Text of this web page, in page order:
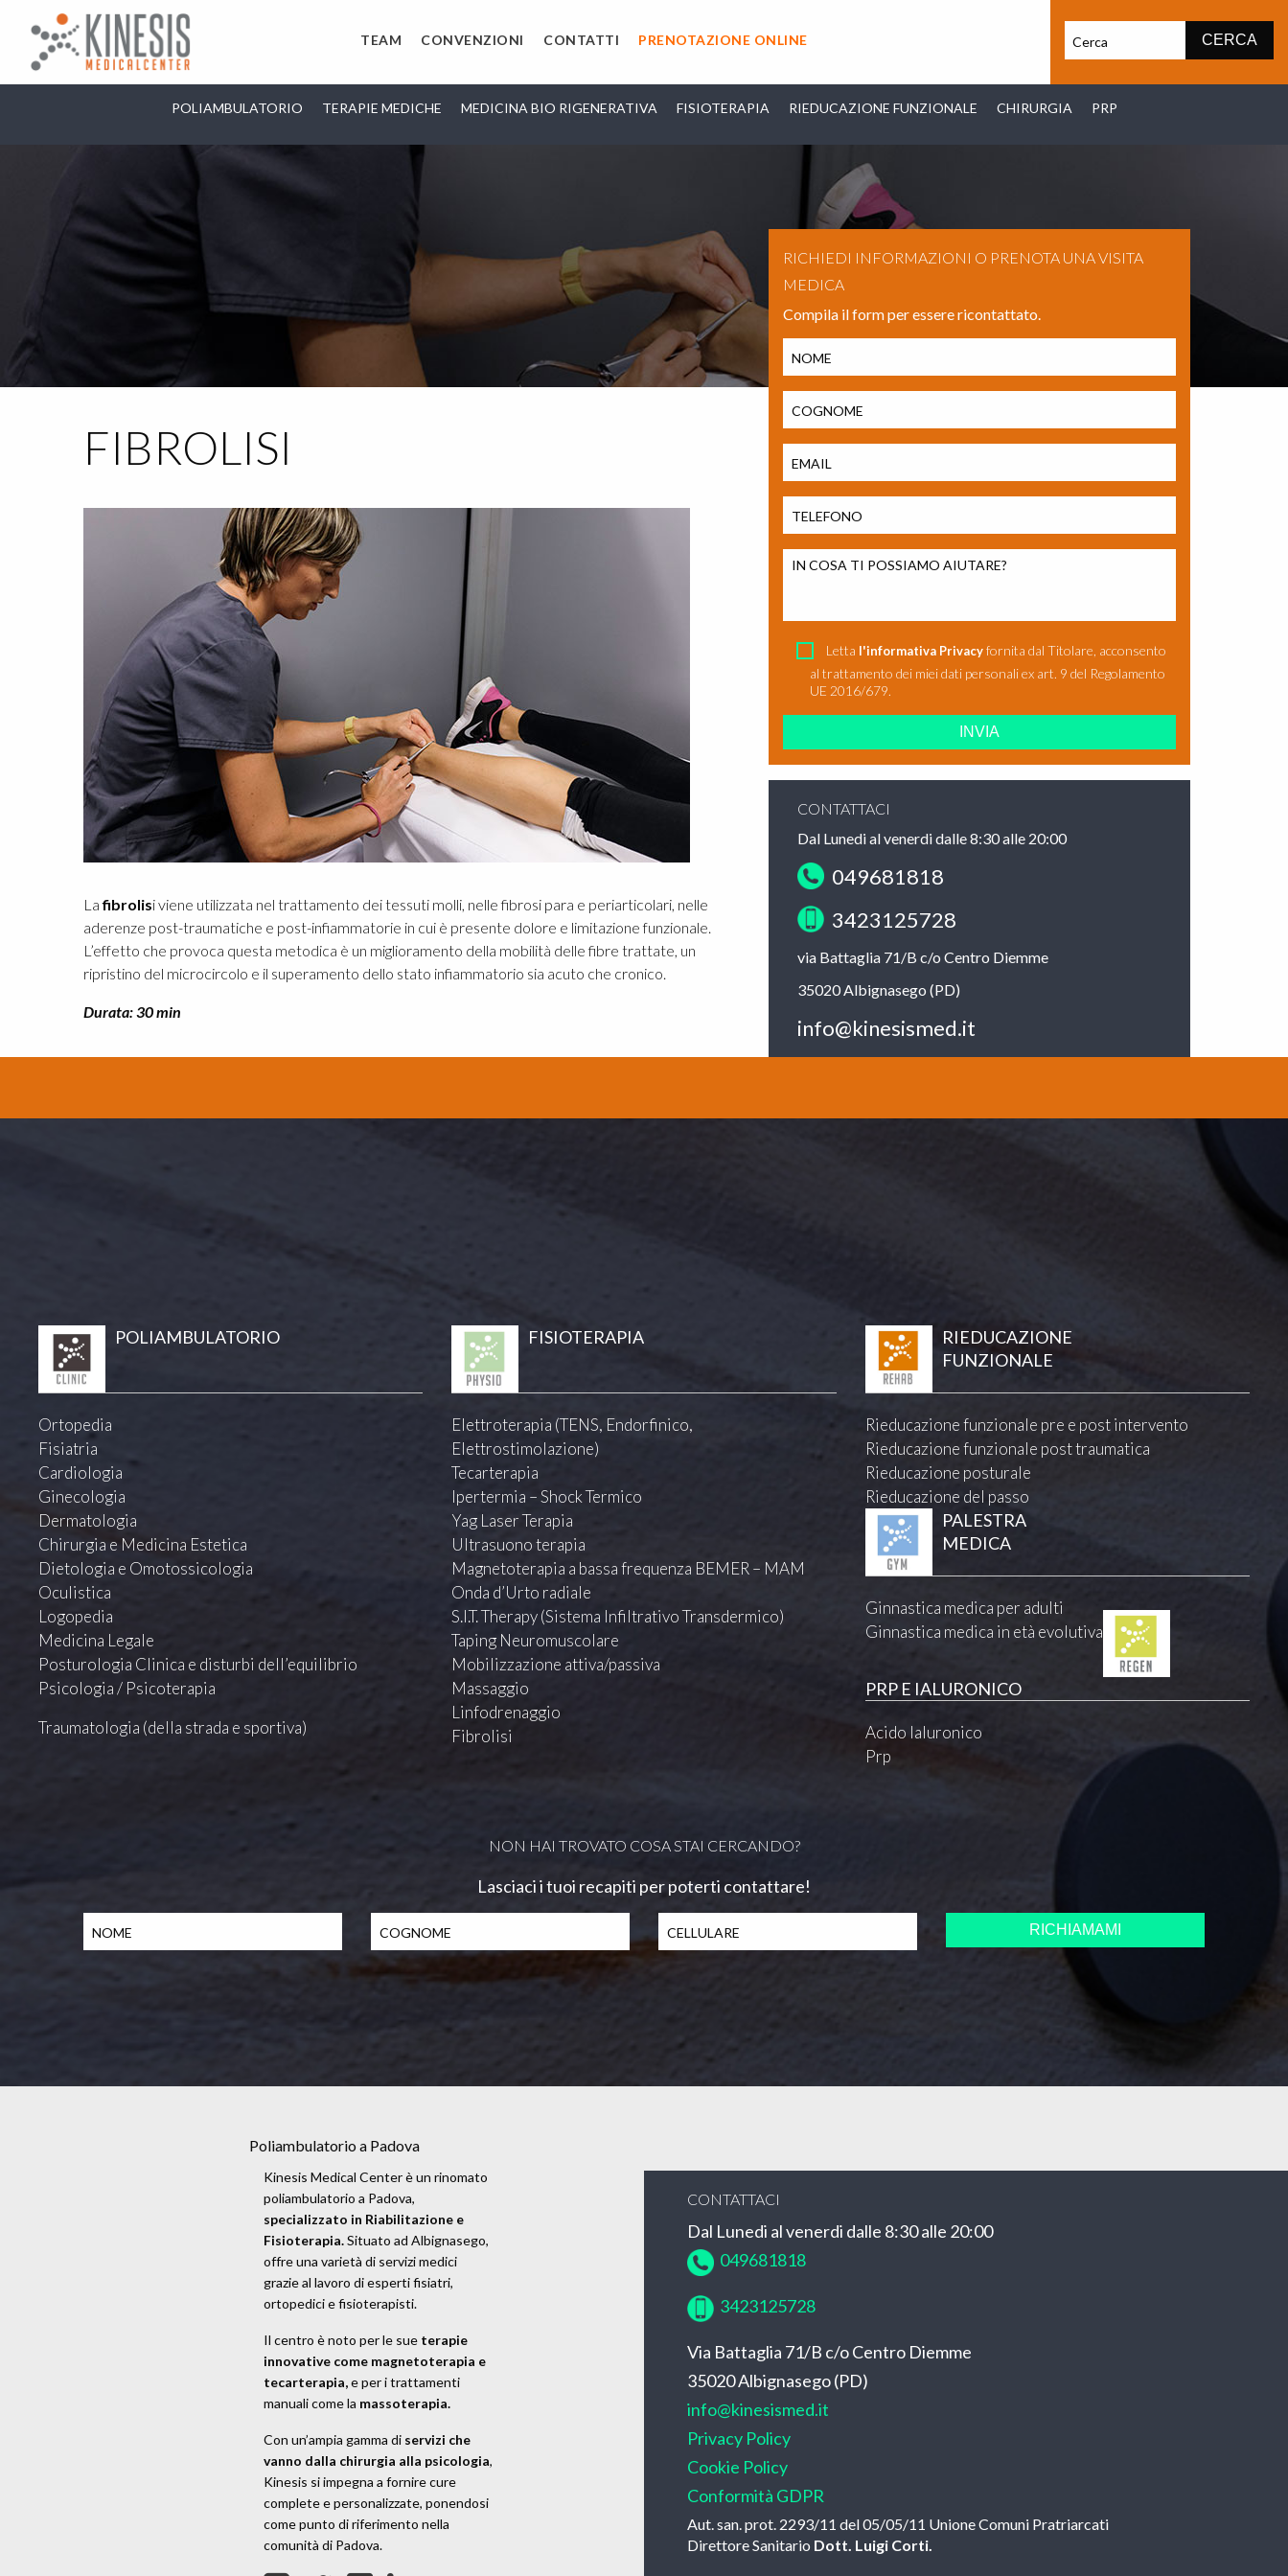
TEAM CONVENZIONI CONTATTI PRENOTAZIONE ONLINE
POLIAMBULATORIO TERAPIE MEDICHE MEDICINA BIO RIGENERATIVA FISIOTERAPIA RIEDUCAZIONE FUNZIONALE CHIRURGIA PRP
FIBROLISI
Lafibrolisi viene utilizzata nel trattamento dei tessuti molli, nelle fibrosi para e periarticolari, nelle
aderenze post-traumatiche e post-infiammatorie in cui è presente dolore e limitazione funzionale.
L’effetto che provoca questa metodica è un miglioramento della mobilità delle fibre trattate, un
ripristino del microcircolo e il superamento dello stato infiammatorio sia acuto che cronico.
Durata: 30 min
RICHIEDI INFORMAZIONI O PRENOTA UNA VISITA
MEDICA
Compila il form per essere ricontattato.
Si prega di lasciare vuoto questo campo.
Letta l'informativa Privacyfornita dal Titolare, acconsento
al trattamento dei miei dati personali ex art. 9 del Regolamento
UE 2016/679.
CONTATTACI
Dal Lunedi al venerdi dalle 8:30 alle 20:00
049681818
3423125728
via Battaglia 71/B c/o Centro Diemme
35020 Albignasego (PD)
info@kinesismed.it
POLIAMBULATORIO
Ortopedia
Fisiatria
Cardiologia
Ginecologia
Dermatologia
Chirurgia e Medicina Estetica
Dietologia e Omotossicologia
Oculistica
Logopedia
Medicina Legale
Posturologia Clinica e disturbi dell’equilibrio
Psicologia / Psicoterapia
Traumatologia (della strada e sportiva)
FISIOTERAPIA
Elettroterapia (TENS, Endorfinico,
Elettrostimolazione)
Tecarterapia
Ipertermia – Shock Termico
Yag Laser Terapia
Ultrasuono terapia
Magnetoterapia a bassa frequenza BEMER – MAM
Onda d’Urto radiale
S.I.T. Therapy (Sistema Infiltrativo Transdermico)
Taping Neuromuscolare
Mobilizzazione attiva/passiva
Massaggio
Linfodrenaggio
Fibrolisi
RIEDUCAZIONE
FUNZIONALE
Rieducazione funzionale pre e post intervento
Rieducazione funzionale post traumatica
Rieducazione posturale
Rieducazione del passo
PALESTRA
MEDICA
Ginnastica medica per adulti
Ginnastica medica in età evolutiva
PRP E IALURONICO
Acido Ialuronico
Prp
NON HAI TROVATO COSA STAI CERCANDO?
Lasciaci i tuoi recapiti per poterti contattare!
Si prega di lasciare vuoto questo campo.
Poliambulatorio a Padova
Kinesis Medical Center è un rinomato
poliambulatorio a Padova,
specializzato in Riabilitazione e
Fisioterapia.Situato ad Albignasego,
offre una varietà di servizi medici
grazie al lavoro di esperti fisiatri,
ortopedici e fisioterapisti.
Il centro è noto per le sue terapie
innovative come magnetoterapia e
tecarterapia,e per i trattamenti
manuali come la massoterapia.
Con un’ampia gamma di servizi che
vanno dalla chirurgia alla psicologia,
Kinesis si impegna a fornire cure
complete e personalizzate, ponendosi
come punto di riferimento nella
comunità di Padova.
CONTATTACI
Dal Lunedi al venerdi dalle 8:30 alle 20:00
049681818
3423125728
Via Battaglia 71/B c/o Centro Diemme
35020 Albignasego (PD)
info@kinesismed.it
Privacy Policy
Cookie Policy
Conformità GDPR
Aut. san. prot. 2293/11 del 05/05/11 Unione Comuni Pratriarcati
Direttore Sanitario Dott. Luigi Corti.